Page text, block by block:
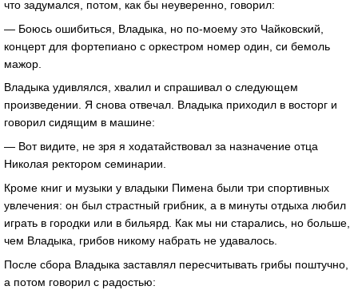
что задумался, потом, как бы неуверенно, говорил:
— Боюсь ошибиться, Владыка, но по-моему это Чайковский,
концерт для фортепиано с оркестром номер один, си бемоль
мажор.
Владыка удивлялся, хвалил и спрашивал о следующем
произведении. Я снова отвечал. Владыка приходил в восторг и
говорил сидящим в машине:
— Вот видите, не зря я ходатайствовал за назначение отца
Николая ректором семинарии.
Кроме книг и музыки у владыки Пимена были три спортивных
увлечения: он был страстный грибник, а в минуты отдыха любил
играть в городки или в бильярд. Как мы ни старались, но больше,
чем Владыка, грибов никому набрать не удавалось.
После сбора Владыка заставлял пересчитывать грибы поштучно,
а потом говорил с радостью: